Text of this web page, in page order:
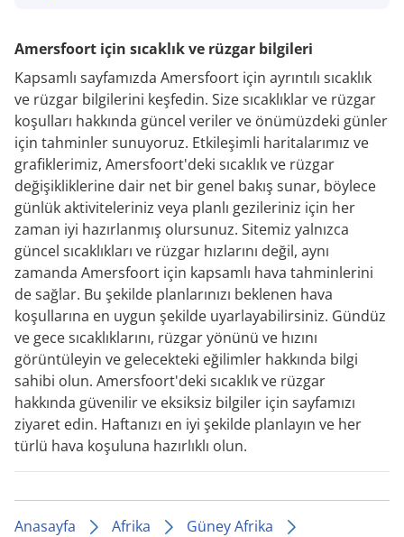
Amersfoort için sıcaklık ve rüzgar bilgileri
Kapsamlı sayfamızda Amersfoort için ayrıntılı sıcaklık
ve rüzgar bilgilerini keşfedin. Size sıcaklıklar ve rüzgar
koşulları hakkında güncel veriler ve önümüzdeki günler
için tahminler sunuyoruz. Etkileşimli haritalarımız ve
grafiklerimiz, Amersfoort'deki sıcaklık ve rüzgar
değişikliklerine dair net bir genel bakış sunar, böylece
günlük aktiviteleriniz veya planlı gezileriniz için her
zaman iyi hazırlanmış olursunuz. Sitemiz yalnızca
güncel sıcaklıkları ve rüzgar hızlarını değil, aynı
zamanda Amersfoort için kapsamlı hava tahminlerini
de sağlar. Bu şekilde planlarınızı beklenen hava
koşullarına en uygun şekilde uyarlayabilirsiniz. Gündüz
ve gece sıcaklıklarını, rüzgar yönünü ve hızını
görüntüleyin ve gelecekteki eğilimler hakkında bilgi
sahibi olun. Amersfoort'deki sıcaklık ve rüzgar
hakkında güvenilir ve eksiksiz bilgiler için sayfamızı
ziyaret edin. Haftanızı en iyi şekilde planlayın ve her
türlü hava koşuluna hazırlıklı olun.
Anasayfa Afrika
Güney Afrika